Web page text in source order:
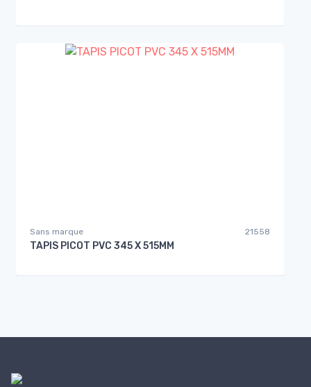
Sans marque 21558
TAPIS PICOT PVC 345 X 515MM